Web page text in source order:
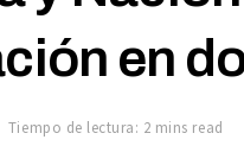
en
Tiempo de lectura: 2 mins read